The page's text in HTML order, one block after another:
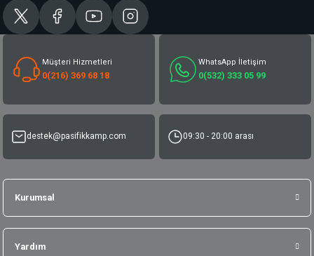
Müşteri Hizmetleri
0(216) 369 68 18
WhatsApp İletişim
0(532) 333 05 99
destek@pasifikkamp.com 09:30 - 20:00 arası
Kurumsal
Yardım